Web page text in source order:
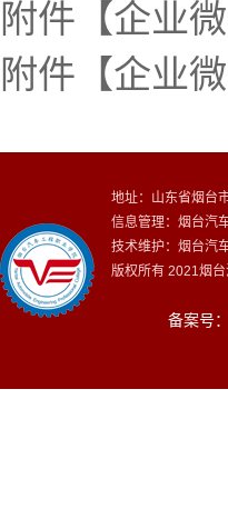
附件【企业
附件【企业
地址：山东省烟台
信息管理：烟台汽
技术维护：烟台汽
版权所有 2021烟
备案号